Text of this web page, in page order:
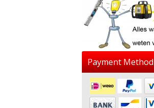
Payment Method